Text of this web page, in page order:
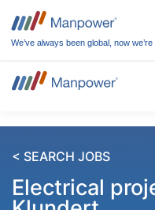
We’ve always been global, now we’re
< SEARCH JOBS
Electrical